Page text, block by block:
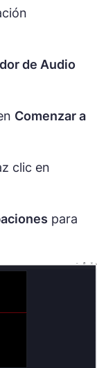
de Audio
Comenzar a
clic en
para